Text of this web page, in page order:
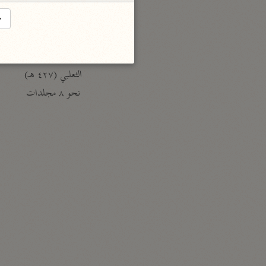
الثعلبي (٤٢٧ هـ)
نحو ٨ مجلدات